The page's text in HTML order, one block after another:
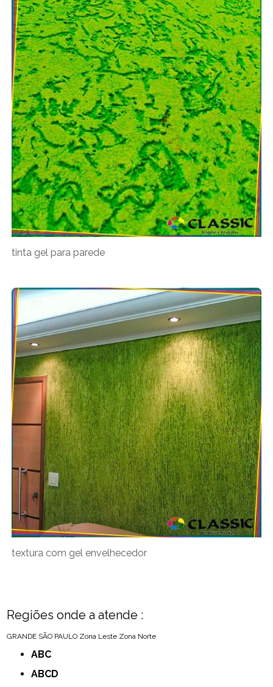
tinta gel para parede
textura com gel envelhecedor
Regiões onde a atende :
GRANDE SÃO PAULO Zona Leste Zona Norte
ABC
ABCD